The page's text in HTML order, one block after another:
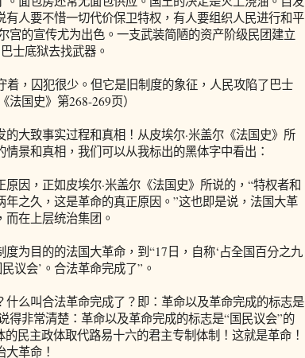
有人要不惜一切代价保卫特权，有人要组织人民进行和平
宫的宣传尤为出色。一支武装简陋的资产阶级民团建立
士底狱去找武器。
，囚犯很少。但它是旧制度的象征，人民攻陷了巴士
国史》第268-269页）
大致事实过程和真相！从皮埃尔·米盖尔《法国史》所
景和真相，我们可以从我标出的黑体字中看出：
，正如皮埃尔·米盖尔《法国史》所说的，“特权者和
年之久，这是革命的真正原因。”这也即是说，法国大革
在上层统治集团。
为目的的法国大革命，到“17日，自称‘占全国百分之九
议会’。合法革命完成了”。
么叫合法革命完成了？即：革命以及革命完成的标志是
得非常清楚：革命以及革命完成的标志是“国民议会”的
民主政体取代路易十六的君主专制体制！这就是革命！
革命！